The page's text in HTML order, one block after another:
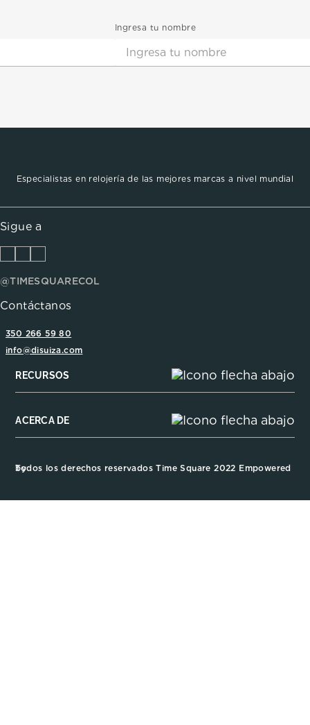
Ingresa tu nombre
Especialistas en relojería de las mejores marcas a nivel mundial
Sigue a
@TIMESQUARECOL
Contáctanos
350 266 59 80
info@disuiza.com
RECURSOS
ACERCA DE
Todos los derechos reservados Time Square 2022 Empowered by